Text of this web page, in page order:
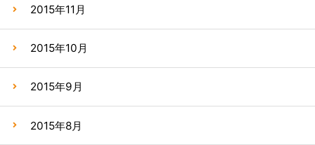
2015年11月
2015年10月
2015年9月
2015年8月